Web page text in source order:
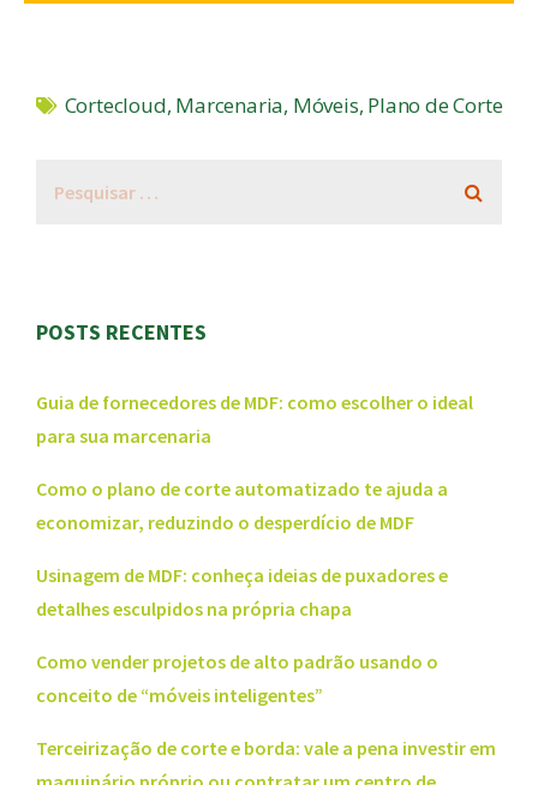
Cortecloud, Marcenaria, Móveis, Plano de Corte
POSTS RECENTES
Guia de fornecedores de MDF: como escolher o ideal
para sua marcenaria
Como o plano de corte automatizado te ajuda a
economizar, reduzindo o desperdício de MDF
Usinagem de MDF: conheça ideias de puxadores e
detalhes esculpidos na própria chapa
Como vender projetos de alto padrão usando o
conceito de “móveis inteligentes”
Terceirização de corte e borda: vale a pena investir em